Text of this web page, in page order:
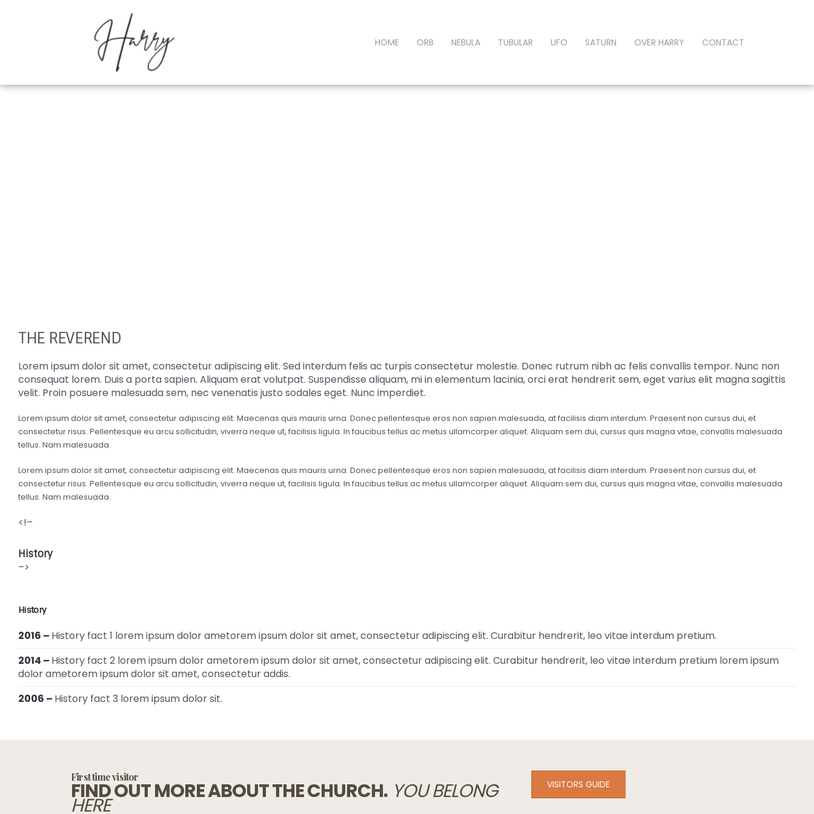
HOME ORB NEBULA TUBULAR UFO SATURN OVER HARRY CONTACT
THE REVEREND
Lorem ipsum dolor sit amet, consectetur adipiscing elit. Sed interdum felis ac turpis consectetur molestie. Donec rutrum nibh ac felis convallis tempor. Nunc non
consequat lorem. Duis a porta sapien. Aliquam erat volutpat. Suspendisse aliquam, mi in elementum lacinia, orci erat hendrerit sem, eget varius elit magna sagittis
velit. Proin posuere malesuada sem, nec venenatis justo sodales eget. Nunc imperdiet.
Lorem ipsum dolor sit amet, consectetur adipiscing elit. Maecenas quis mauris urna. Donec pellentesque eros non sapien malesuada, at facilisis diam interdum. Praesent non cursus dui, et
consectetur risus. Pellentesque eu arcu sollicitudin, viverra neque ut, facilisis ligula. In faucibus tellus ac metus ullamcorper aliquet. Aliquam sem dui, cursus quis magna vitae, convallis malesuada
tellus. Nam malesuada.
Lorem ipsum dolor sit amet, consectetur adipiscing elit. Maecenas quis mauris urna. Donec pellentesque eros non sapien malesuada, at facilisis diam interdum. Praesent non cursus dui, et
consectetur risus. Pellentesque eu arcu sollicitudin, viverra neque ut, facilisis ligula. In faucibus tellus ac metus ullamcorper aliquet. Aliquam sem dui, cursus quis magna vitae, convallis malesuada
tellus. Nam malesuada.
<!–
History
–>
History
2016 – History fact 1 lorem ipsum dolor ametorem ipsum dolor sit amet, consectetur adipiscing elit. Curabitur hendrerit, leo vitae interdum pretium.
2014 – History fact 2 lorem ipsum dolor ametorem ipsum dolor sit amet, consectetur adipiscing elit. Curabitur hendrerit, leo vitae interdum pretium lorem ipsum
dolor ametorem ipsum dolor sit amet, consectetur addis.
2006 – History fact 3 lorem ipsum dolor sit.
First time visitor
FIND OUT MORE ABOUT THE CHURCH. YOU BELONG
HERE
VISITORS GUIDE